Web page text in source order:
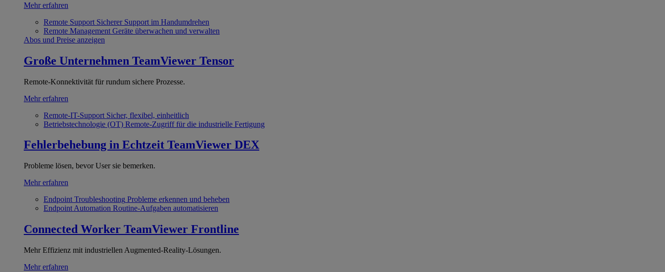
Mehr erfahren
Remote Support Sicherer Support im Handumdrehen
Remote Management Geräte überwachen und verwalten
Abos und Preise anzeigen
Große Unternehmen TeamViewer Tensor
Remote-Konnektivität für rundum sichere Prozesse.
Mehr erfahren
Remote-IT-Support Sicher, flexibel, einheitlich
Betriebstechnologie (OT) Remote-Zugriff für die industrielle Fertigung
Fehlerbehebung in Echtzeit TeamViewer DEX
Probleme lösen, bevor User sie bemerken.
Mehr erfahren
Endpoint Troubleshooting Probleme erkennen und beheben
Endpoint Automation Routine-Aufgaben automatisieren
Connected Worker TeamViewer Frontline
Mehr Effizienz mit industriellen Augmented-Reality-Lösungen.
Mehr erfahren